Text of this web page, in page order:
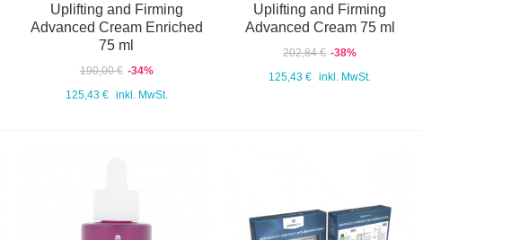
Uplifting and Firming
Advanced Cream Enriched
75 ml
190,00 € -34%
125,43 € inkl. MwSt.
Uplifting and Firming
Advanced Cream 75 ml
202,84 € -38%
125,43 €
inkl. MwSt.